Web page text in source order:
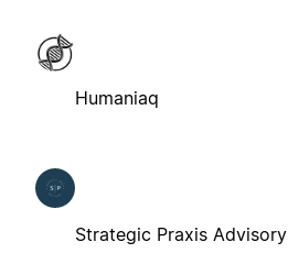
Humaniaq
Strategic Praxis Advisory